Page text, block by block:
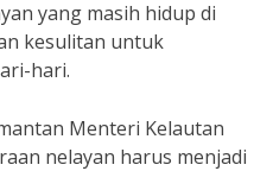
yang masih hidup di
kesulitan untuk
hari.
Menteri Kelautan
nelayan harus menjadi